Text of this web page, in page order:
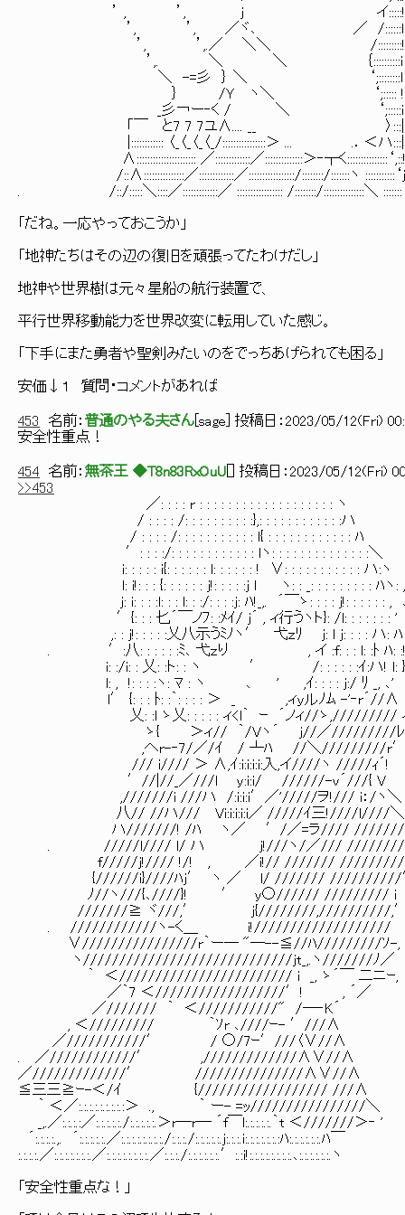
’ , ’, j イ:::::!
’, ’, ／ヾ､ ／ /::::::l
’, ’,.／ ＼＼ /:::::::::!
’,. ＼ ＼ ｛::::::::::i
＼ -=彡 ｝ ＼ ‘;::::::::l
｝ /Ｙ ヽ＼ ‘;::::: !
_彡￢ー‐く / ＼ ‘;:::::i
「￣ と7 7 7ユ∧.... __ 〉:::|
|:::::::::::: 〈_〈_〈_〈_/::::::::::::::::＞ ... .．＜ハ:::|
∧:::::::::::::::::::::: ／:::::::::::::／::::::::::::::＞‐┬く:::::::::::::::‘,::!
/::∧:::::::::::::::／:::::::::::::／:::::::::::::::::/::::::::/:::::::ヽ :::::::::::‘j
. /::/:::::＼::::／:::::::::::::／ ::::::::::::::::: /::::::::/:::::::::::::::＼
「だね。一応やっておこうか」
「地神たちはその辺の復旧を頑張ってたわけだし」
地神や世界樹は元々星船の航行装置で、
平行世界移動能力を世界改変に転用していた感じ。
「下手にまた勇者や聖剣みたいのをでっちあげられても困る」
安価↓１ 質問・コメントがあれば
453 名前： 普通のやる夫さん sage ] 投稿日： 2023/05/12(Fri)
安全性重点！
454 名前： 無茶王 ◆T8n83RxOuU ] 投稿日： 2023/05/12(Fri)
>>453
／: : : : r : : : : : : : : : : : : : : : : : : : ヽ
/ : : : : /: : : : : : : : : :},: : : : : : : : : : : :ハ
/ : : : : /: : : : : : : : : : : l{ : : : : : : : : : : : : ﾊ
′: : : :/: : : : : : : : : : : : lヽ: : : : : : : : : : : : : :＼
i: : : : : i{: : : : : : l: : : : : : ! ∨: : : : : : : : : : : ハ:ヽ
l: i!: : : {: : : : : : j!: : : : :j l ヽ: : _: : : : : : : : : ﾊヽ: ,
j: i: : : :l: : : l: : :/: : : :j: ﾊ!_,. ´￣ゝ: : : : j!: : : : : : , ､
′{: : : 匕´￣ノﾌ: :ﾒｲ/ j´ , ィ行うヽト}: /l: : : : : : : '
,: : j!: : : : :乂八示うﾐﾉヽ′ 弋ｚﾘ j: l j: : : : ハ: ﾊ
. ′:八: : : : : :ﾐ､ 弋ｚり , イ :f: : : l: :ﾄ ﾊ: :!
i: :/i: : 乂: :ト: : ヽ ′ /: : : : : :ｲ:ハ! l: }
l: , !: : : :ヽ: ﾏ : ヽ ､ ' ,ｲ: : : : j:/ ﾘ _, ､'
l′ {: : : ﾄ: :｀: : : : ＞ _ ,ィｙルﾉﾑ -
乂: :l ゝ乂: : : : : ィ<l｀ ｰ ´ノィ//ゝ,///////// ィ
ゝ{ ＞ィ// ｀/Vヽ´ j//／/////////ﾚ l i
,へr-‐7/／/ｲ / ┴ﾊ //＼/////////r′ !
/// i//// ＞ ∧,ｲ:i:i:i:i:入,イ////ヽ /////ｨ´!
′//|//_／///l y:i:i/ //////-v´///{
,///////i ///ハ /:i:i:i′／'/////ヲ!/// i：/ヽ＼
八// //ハ/// Vi:i:i:i:i／ /////ｲ三!////l////＼
ハ///////! /ﾊ ヽ／ ′/／=ラ////
. /////l//// l/ ハ j!///ヽ/／///
f/////j!//// !/! , ／i!// ///////
{//////i}////ﾊj′ ヽ ／ l/ /////// //////////
ﾉ//ヽ///{､////}! ′ y○////// ///////// i
///////≧ ヾ///,′ j{////////,//////////,′
. ////////////ヽ-く＿ i!///////////////////
∨////////////////r｀ー― "―--≦//ﾊ/////////ｿ-,
ヽ/////////////////////////////jt_,.ヽ///////ﾉ／
｀ ＜//////////////////////// i _, ゝ´￣ 二ニｰ,
／｀7 ＜//////////////////′! , ´／
／/////// ｀ ＜///////////" /―‐K´
, ＜///////// ｀ｿr ､////ｰ- ′///∧
／///////////′ / ○/7ｰ′///〈∨//∧
. ／////////////′ ,/////////////∧∨//∧
／/////////////′ ///////////////∧∨//∧
≦三三≧ｰ-＜/ｲ {////////////////// ///∧
｀ ＜／:.:.:.:.:.:.:.:.:＞ ., ｀ ー- =ｯ////////////////＼
_,.／:.:.:.:／:.:.:.:.:./:.:.:.:.:.＞r―r― ´f￣l:.:.:.:.:.｀t ＜///////＞‐ '
´:.:.:.:.,. ´:.:.:.:.:.／:.:.:.:.:.:.:.:./:.:.:./:.:.:.:.:.j:.:.:.i:.:.:.:.:.:.:ﾊ:.:.:.:.:.:.ﾊ￣
:.:.:.:.／:.:.:.:.:.:.:.／:.:.:.:.:.:.:.:.／:.:.:./:.:.:.:.:.:.′:.:i!:.:.:.:.:.:.:.:.､:.:.:.:.:.:.ヽ
「安全性重点な！」